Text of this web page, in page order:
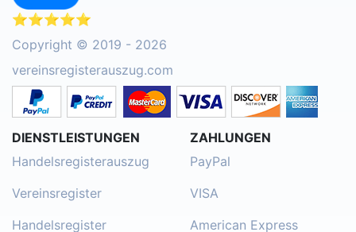
⭐⭐⭐⭐⭐
Copyright © 2019 - 2026
vereinsregisterauszug.com
DIENSTLEISTUNGEN
Handelsregisterauszug
Vereinsregister
Handelsregister
ZAHLUNGEN
PayPal
VISA
American Express